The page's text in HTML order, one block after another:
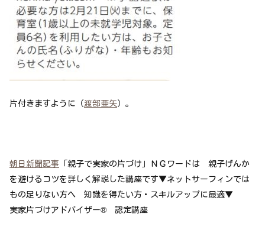
片付きますように（渡部亜矢）。
朝日新聞記事 「親子で実家の片づけ」ＮＧワードは 親子げんか
を避けるコツを詳しく解説した講座です▼ネットサーフィンでは
もの足りない方へ 知識を得たい方・スキルアップに最適▼
実家片づけアドバイザー® 認定講座